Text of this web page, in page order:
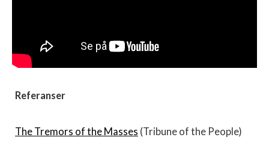
Referanser
The Tremors of the Masses (Tribune of the People)